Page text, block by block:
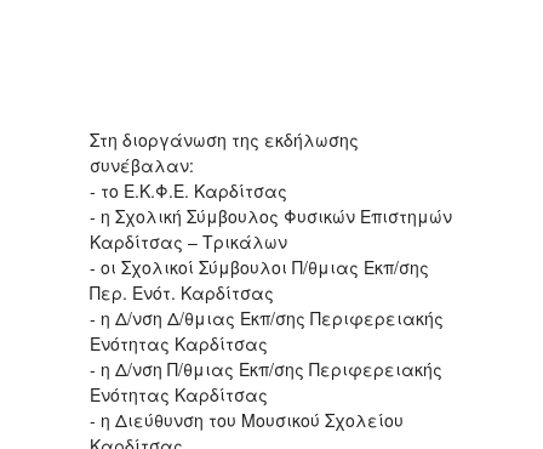
Στη διοργάνωση της εκδήλωσης
συνέβαλαν:
- το Ε.Κ.Φ.Ε. Καρδίτσας
- η Σχολική Σύμβουλος Φυσικών Επιστημών
Καρδίτσας – Τρικάλων
- οι Σχολικοί Σύμβουλοι Π/θμιας Εκπ/σης
Περ. Ενότ. Καρδίτσας
- η Δ/νση Δ/θμιας Εκπ/σης Περιφερειακής
Ενότητας Καρδίτσας
- η Δ/νση Π/θμιας Εκπ/σης Περιφερειακής
Ενότητας Καρδίτσας
- η Διεύθυνση του Μουσικού Σχολείου